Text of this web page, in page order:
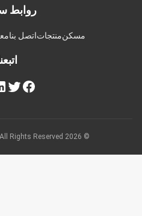
روابط
مسكنمنتجاتاتصل بنا